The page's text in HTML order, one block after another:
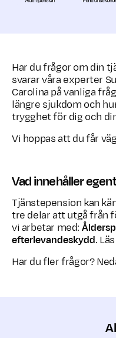
Har du frågor om din
svarar våra experter
Carolina på vanliga
längre sjukdom och
trygghet för dig och
Vi hoppas att du får
Vad innehåller
Tjänstepension kan
tre delar att utgå från
vi arbetar med:
efterlevandeskydd.
Har du fler frågor?